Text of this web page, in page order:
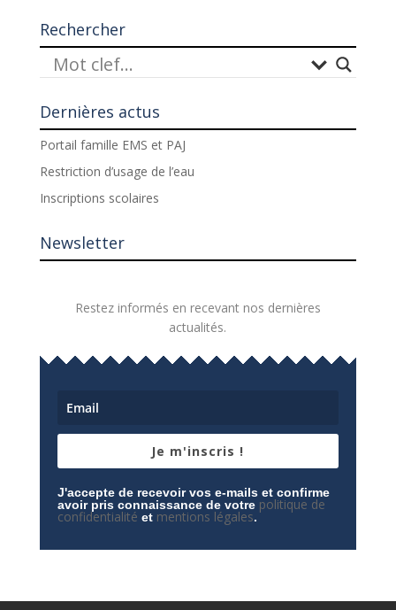
Rechercher
Dernières actus
Portail famille EMS et PAJ
Restriction d’usage de l’eau
Inscriptions scolaires
Newsletter
Restez informés en recevant nos dernières
actualités.
Je m'inscris !
J'accepte de recevoir vos e-mails et confirme
avoir pris connaissance de votre politique de
confidentialité et mentions légales.